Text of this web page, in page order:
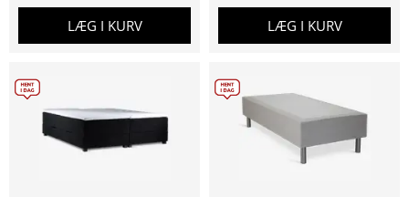
LÆG I KURV LÆG I KURV